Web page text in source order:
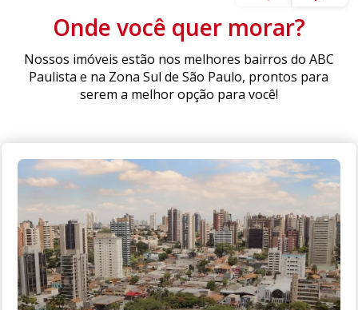
Onde você quer morar?
Nossos imóveis estão nos melhores bairros do ABC
Paulista e na Zona Sul de São Paulo, prontos para
serem a melhor opção para você!